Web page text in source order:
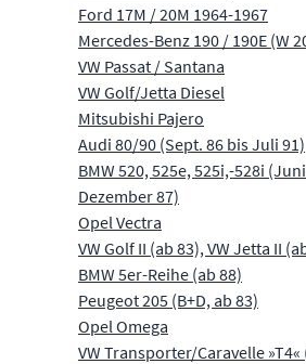
Ford 17M / 20M 1964-1967
Mercedes-Benz 190 / 190E (W
VW Passat / Santana
VW Golf/Jetta Diesel
Mitsubishi Pajero
Audi 80/90 (Sept. 86 bis Juli 91)
BMW 520, 525e, 525i,-528i
Dezember 87)
Opel Vectra
VW Golf II (ab 83), VW Jetta II
BMW 5er-Reihe (ab 88)
Peugeot 205 (B+D, ab 83)
Opel Omega
VW Transporter/Caravelle »T4«